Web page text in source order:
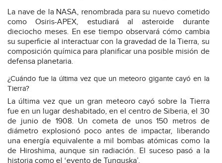
La nave de la NASA, renombrada para su nuevo cometido
como Osiris-APEX, estudiará al asteroide durante
dieciocho meses. En ese tiempo observará cómo cambia
su superficie al interactuar con la gravedad de la Tierra, su
composición química para planificar una posible misión de
defensa planetaria.
¿Cuándo fue la última vez que un meteoro gigante cayó en la
Tierra?
La última vez que un gran meteoro cayó sobre la Tierra
fue en un lugar deshabitado, en el centro de Siberia, el 30
de junio de 1908. Un cometa de unos 150 metros de
diámetro explosionó poco antes de impactar, liberando
una energía equivalente a mil bombas atómicas como la
de Hiroshima, aunque sin radiación. El suceso pasó a la
historia como el ‘evento de Tunguska’.